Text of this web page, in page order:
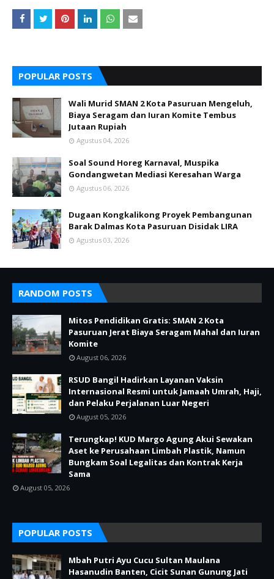
POPULAR POSTS
Wali Murid SMAN 2 Kota Pasuruan Mengeluh,
Biaya Seragam dan Iuran Komite Tembus
Jutaan Rupiah
Agustus 04, 2026
Soal Sound Horeg Karnaval, Muspika
Gondangwetan Mediasi Keresahan Warga
Agustus 06, 2026
Dugaan Kongkalikong Proyek Pembangunan
Barak Dalmas Kota Pasuruan Disidak LIRA
Agustus 03, 2026
RANDOM POSTS
Mitos Pendidikan Gratis: SMAN 2 Kota
Pasuruan Jerat Biaya Seragam Mahal dan Iuran
Komite
August 06, 2026
RSUD Bangil Hadirkan Layanan Vaksin
Internasional Resmi untuk Jamaah Umrah, Haji,
dan Pelaku Perjalanan Luar Negeri
August 05, 2026
Terungkap! KUD Margo Agung Akui Sewakan
Aset ke Perusahaan Limbah Plastik, Namun
Bungkam Soal Legalitas dan Kontrak Kerja
Sama
August 05, 2026
POPULAR POSTS
Mbah Putri Ayu Cucu Sultan Maulana
Hasanudin Banten, Cicit Sunan Gunung Jati